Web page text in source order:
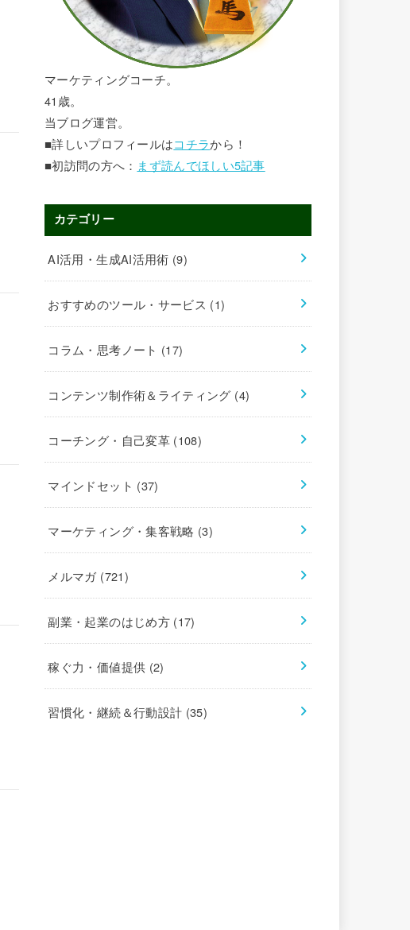
マーケティングコーチ。
41歳。
当ブログ運営。
■詳しいプロフィールはコチラから！
■初訪問の方へ： まず読んでほしい5記事
カテゴリー
AI活用・生成AI活用術 (9)
おすすめのツール・サービス (1)
コラム・思考ノート (17)
コンテンツ制作術＆ライティング (4)
コーチング・自己変革 (108)
マインドセット (37)
マーケティング・集客戦略 (3)
メルマガ (721)
副業・起業のはじめ方 (17)
稼ぐ力・価値提供 (2)
習慣化・継続＆行動設計 (35)